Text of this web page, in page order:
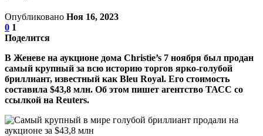
Опубликовано Ноя 16, 2023
0 1
Поделится
В Женеве на аукционе дома Christie’s 7 ноября был продан
самый крупный за всю историю торгов ярко-голубой
бриллиант, известный как Bleu Royal. Его стоимость
составила $43,8 млн. Об этом пишет агентство ТАСС со
ссылкой на Reuters.